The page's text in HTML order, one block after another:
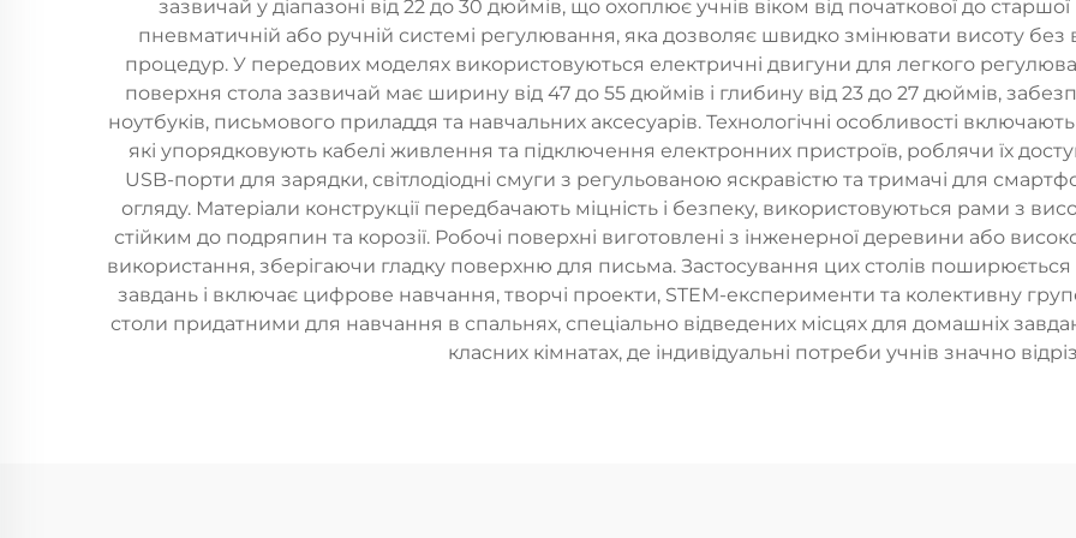
зазвичай у діапазоні від 22 до 30 дюймів, що охоплює учнів віком від початкової до
пневматичній або ручній системі регулювання, яка дозволяє швидко змінювати висоту без
процедур. У передових моделях використовуються електричні двигуни для легкого
поверхня стола зазвичай має ширину від 47 до 55 дюймів і глибину від 23 до 27 дюймів,
ноутбуків, письмового приладдя та навчальних аксесуарів. Технологічні особливості
які упорядковують кабелі живлення та підключення електронних пристроїв, роблячи їх
USB-порти для зарядки, світлодіодні смуги з регульованою яскравістю та тримачі для
огляду. Матеріали конструкції передбачають міцність і безпеку, використовуються рами з
стійким до подряпин та корозії. Робочі поверхні виготовлені з інженерної деревини або
використання, зберігаючи гладку поверхню для письма. Застосування цих столів
завдань і включає цифрове навчання, творчі проекти, STEM-експерименти та колективну
столи придатними для навчання в спальнях, спеціально відведених місцях для домашніх
класних кімнатах, де індивідуальні потреби учнів значно